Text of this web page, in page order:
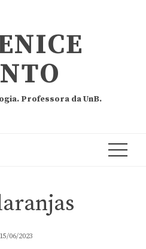
Professora da UnB.
15/06/2023